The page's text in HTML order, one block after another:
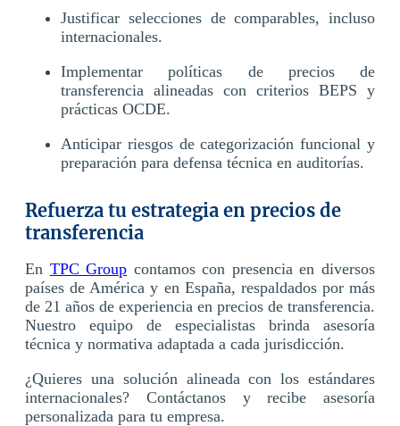
Justificar selecciones de comparables, incluso
internacionales.
Implementar políticas de precios de
transferencia alineadas con criterios BEPS y
prácticas OCDE.
Anticipar riesgos de categorización funcional y
preparación para defensa técnica en auditorías.
Refuerza tu estrategia en precios de
transferencia
En TPC Group contamos con presencia en diversos
países de América y en España, respaldados por más
de 21 años de experiencia en precios de transferencia.
Nuestro equipo de especialistas brinda asesoría
técnica y normativa adaptada a cada jurisdicción.
¿Quieres una solución alineada con los estándares
internacionales? Contáctanos y recibe asesoría
personalizada para tu empresa.